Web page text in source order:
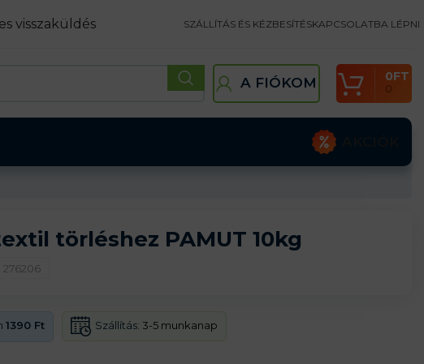
visszaküldés SZÁLLÍTÁS ÉS KÉZBESÍTÉSKAPCSOLATBA LÉPNI
A FIÓKOM 0
0FT
törléshez PAMUT 10kg
276206
1390 Ft Szállítás: 3-5 munkanap